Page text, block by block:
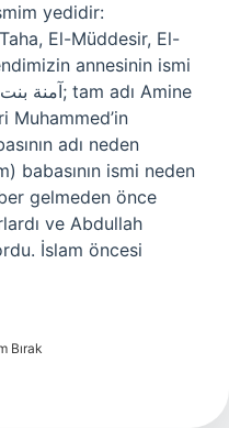
yedidir:
El-Müddesir, El-
annesinin ismi
Muhammed’in
adı neden
babasının ismi neden
gelmeden önce
ve Abdullah
İslam öncesi
Bırak